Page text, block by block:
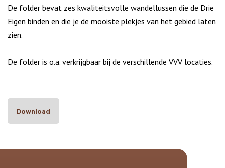
De folder bevat zes kwaliteitsvolle wandellussen die de Drie
Eigen binden en die je de mooiste plekjes van het gebied laten
zien.
De folder is o.a. verkrijgbaar bij de verschillende VVV locaties.
Download